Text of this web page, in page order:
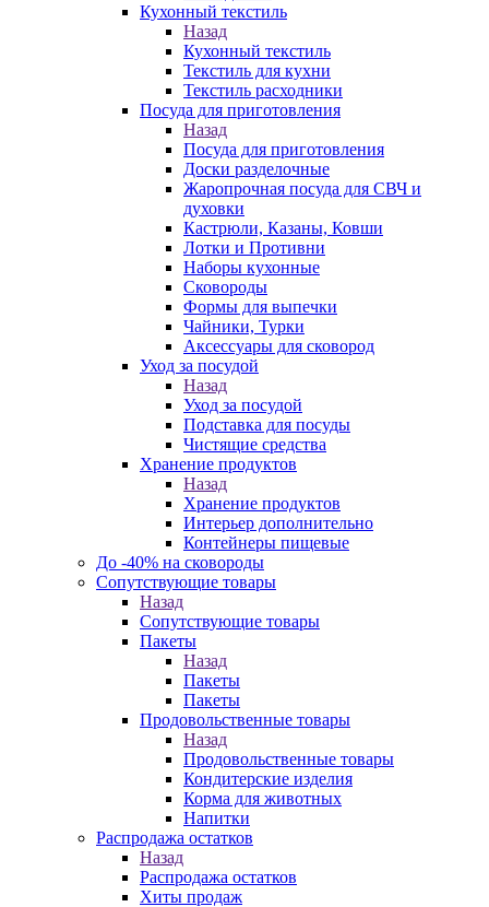
Кухонный текстиль
Назад
Кухонный текстиль
Текстиль для кухни
Текстиль расходники
Посуда для приготовления
Назад
Посуда для приготовления
Доски разделочные
Жаропрочная посуда для СВЧ и
духовки
Кастрюли, Казаны, Ковши
Лотки и Противни
Наборы кухонные
Сковороды
Формы для выпечки
Чайники, Турки
Аксессуары для сковород
Уход за посудой
Назад
Уход за посудой
Подставка для посуды
Чистящие средства
Хранение продуктов
Назад
Хранение продуктов
Интерьер дополнительно
Контейнеры пищевые
До -40% на сковороды
Сопутствующие товары
Назад
Сопутствующие товары
Пакеты
Назад
Пакеты
Пакеты
Продовольственные товары
Назад
Продовольственные товары
Кондитерские изделия
Корма для животных
Напитки
Распродажа остатков
Назад
Распродажа остатков
Хиты продаж